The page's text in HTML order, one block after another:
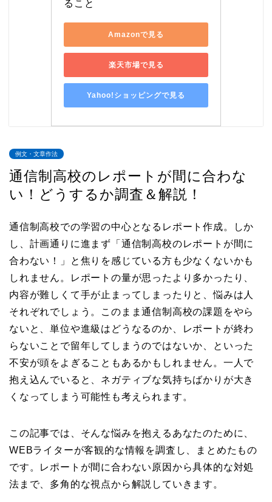
ること
Amazonで見る
楽天市場で見る
Yahoo!ショッピングで見る
例文・文章作法
通信制高校のレポートが間に合わな
い！どうするか調査＆解説！
通信制高校での学習の中心となるレポート作成。しか
し、計画通りに進まず「通信制高校のレポートが間に
合わない！」と焦りを感じている方も少なくないかも
しれません。レポートの量が思ったより多かったり、
内容が難しくて手が止まってしまったりと、悩みは人
それぞれでしょう。このまま通信制高校の課題をやら
ないと、単位や進級はどうなるのか、レポートが終わ
らないことで留年してしまうのではないか、といった
不安が頭をよぎることもあるかもしれません。一人で
抱え込んでいると、ネガティブな気持ちばかりが大き
くなってしまう可能性も考えられます。
この記事では、そんな悩みを抱えるあなたのために、
WEBライターが客観的な情報を調査し、まとめたもの
です。レポートが間に合わない原因から具体的な対処
法まで、多角的な視点から解説していきます。